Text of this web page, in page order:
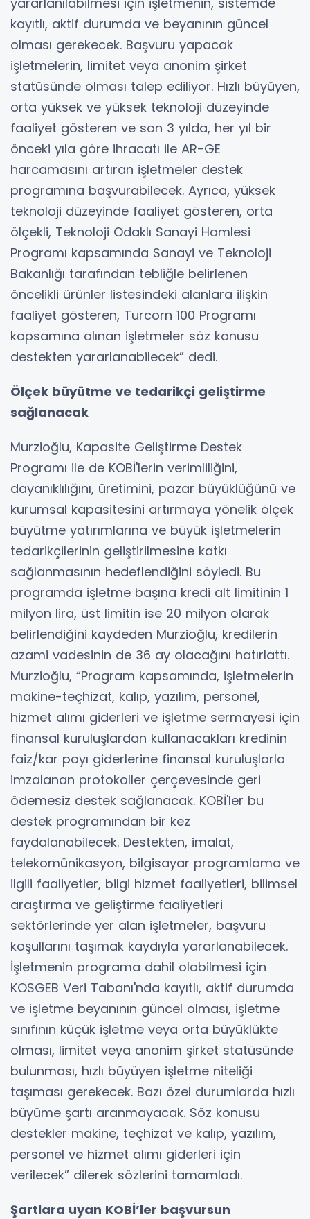
kayıtlı, aktif durumda ve beyanının güncel
olması gerekecek. Başvuru yapacak
işletmelerin, limitet veya anonim şirket
statüsünde olması talep ediliyor. Hızlı büyüyen,
orta yüksek ve yüksek teknoloji düzeyinde
faaliyet gösteren ve son 3 yılda, her yıl bir
önceki yıla göre ihracatı ile AR-GE
harcamasını artıran işletmeler destek
programına başvurabilecek. Ayrıca, yüksek
teknoloji düzeyinde faaliyet gösteren, orta
ölçekli, Teknoloji Odaklı Sanayi Hamlesi
Programı kapsamında Sanayi ve Teknoloji
Bakanlığı tarafından tebliğle belirlenen
öncelikli ürünler listesindeki alanlara ilişkin
faaliyet gösteren, Turcorn 100 Programı
kapsamına alınan işletmeler söz konusu
destekten yararlanabilecek” dedi.
Ölçek büyütme ve tedarikçi geliştirme
sağlanacak
Murzioğlu, Kapasite Geliştirme Destek
Programı ile de KOBİ'lerin verimliliğini,
dayanıklılığını, üretimini, pazar büyüklüğünü ve
kurumsal kapasitesini artırmaya yönelik ölçek
büyütme yatırımlarına ve büyük işletmelerin
tedarikçilerinin geliştirilmesine katkı
sağlanmasının hedeflendiğini söyledi. Bu
programda işletme başına kredi alt limitinin 1
milyon lira, üst limitin ise 20 milyon olarak
belirlendiğini kaydeden Murzioğlu, kredilerin
azami vadesinin de 36 ay olacağını hatırlattı.
Murzioğlu, “Program kapsamında, işletmelerin
makine-teçhizat, kalıp, yazılım, personel,
hizmet alımı giderleri ve işletme sermayesi için
finansal kuruluşlardan kullanacakları kredinin
faiz/kar payı giderlerine finansal kuruluşlarla
imzalanan protokoller çerçevesinde geri
ödemesiz destek sağlanacak. KOBİ'ler bu
destek programından bir kez
faydalanabilecek. Destekten, imalat,
telekomünikasyon, bilgisayar programlama ve
ilgili faaliyetler, bilgi hizmet faaliyetleri, bilimsel
araştırma ve geliştirme faaliyetleri
sektörlerinde yer alan işletmeler, başvuru
koşullarını taşımak kaydıyla yararlanabilecek.
İşletmenin programa dahil olabilmesi için
KOSGEB Veri Tabanı'nda kayıtlı, aktif durumda
ve işletme beyanının güncel olması, işletme
sınıfının küçük işletme veya orta büyüklükte
olması, limitet veya anonim şirket statüsünde
bulunması, hızlı büyüyen işletme niteliği
taşıması gerekecek. Bazı özel durumlarda hızlı
büyüme şartı aranmayacak. Söz konusu
destekler makine, teçhizat ve kalıp, yazılım,
personel ve hizmet alımı giderleri için
verilecek” dilerek sözlerini tamamladı.
Şartlara uyan KOBİ’ler başvursun